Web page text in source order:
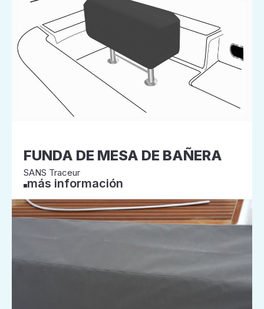
FUNDA DE MESA DE BAÑERA
SANS Traceur
más información